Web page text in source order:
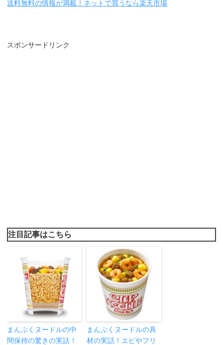
送料無料の情報が満載！ネットで買うなら楽天市場
スポンサードリンク
注目記事はこちら
まんぷくヌードルの中
間保持の驚きの実話！
まんぷくヌードルの具
材の実話！エビやフリ